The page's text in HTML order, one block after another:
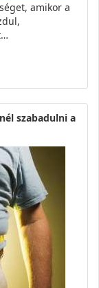
amikor a
szabadulni a